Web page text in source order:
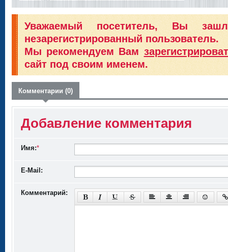
Уважаемый посетитель, Вы
незарегистрированный пользователь.
Мы рекомендуем Вам
сайт под своим именем.
Комментарии (0)
Добавление комментария
Имя:*
E-Mail:
Комментарий: